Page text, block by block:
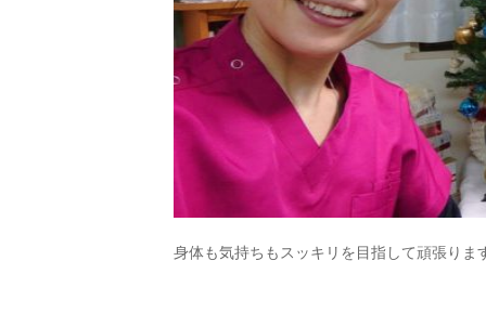
身体も気持ちもスッキリを目指して頑張りま